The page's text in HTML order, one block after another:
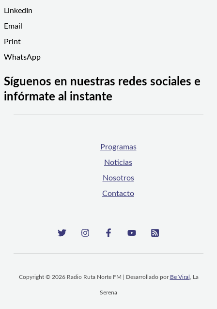
LinkedIn
Email
Print
WhatsApp
Síguenos en nuestras redes sociales e
infórmate al instante
Programas
Noticias
Nosotros
Contacto
Copyright © 2026 Radio Ruta Norte FM | Desarrollado por Be Viral , La
Serena